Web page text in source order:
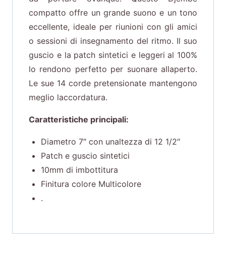
compatto offre un grande suono e un tono
eccellente, ideale per riunioni con gli amici
o sessioni di insegnamento del ritmo. Il suo
guscio e la patch sintetici e leggeri al 100%
lo rendono perfetto per suonare allaperto.
Le sue 14 corde pretensionate mantengono
meglio laccordatura.
Caratteristiche principali:
Diametro 7″ con unaltezza di 12 1/2″
Patch e guscio sintetici
10mm di imbottitura
Finitura colore Multicolore
.